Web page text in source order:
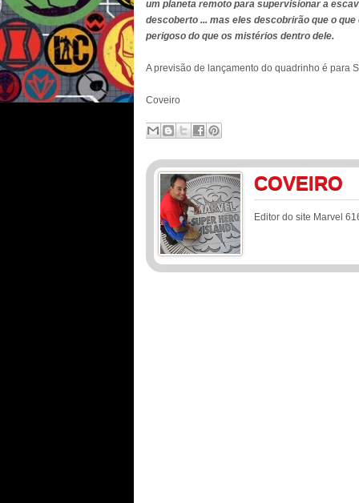
um planeta remoto para supervisionar a
descoberto ... mas eles descobrirão que o
perigoso do que os mistérios dentro dele.
A previsão de lançamento do quadrinho é para
Coveiro
COVEIRO
Editor do site Marvel